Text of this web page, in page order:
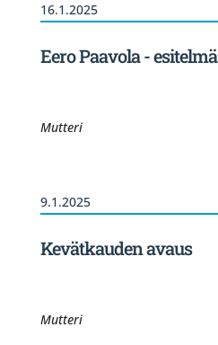
16.1.2025
Eero Paavola - esitelmä
Mutteri
9.1.2025
Kevätkauden avaus
Mutteri